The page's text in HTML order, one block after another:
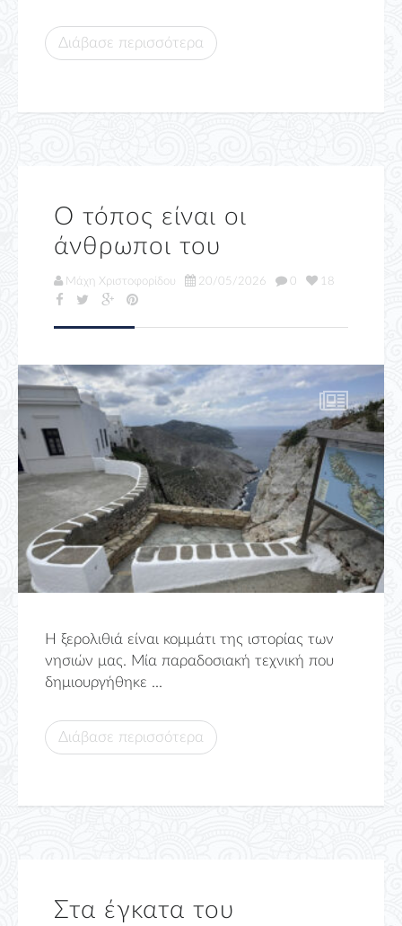
Διάβασε περισσότερα
Ο τόπος είναι οι
άνθρωποι του
Μάχη Χριστοφορίδου 20/05/2026 0 18
Η ξερολιθιά είναι κομμάτι της ιστορίας των
νησιών μας. Μία παραδοσιακή τεχνική που
δημιουργήθηκε ...
Διάβασε περισσότερα
Στα έγκατα του